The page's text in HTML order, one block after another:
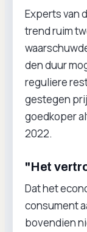
Experts van
trend ruim
den duur
reguliere
gestegen
goedkoper
2022.
"Het
Dat het
consument
bovendien